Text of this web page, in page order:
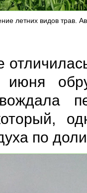
летних видов трав.
по